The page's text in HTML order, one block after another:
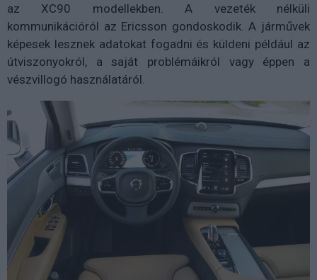
az XC90 modellekben. A vezeték nélküli
kommunikációról az Ericsson gondoskodik. A járművek
képesek lesznek adatokat fogadni és küldeni például az
útviszonyokról, a saját problémáikról vagy éppen a
vészvillogó használatáról.